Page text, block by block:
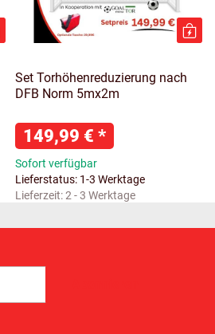
Set Torhöhenreduzierung nach
DFB Norm 5mx2m
149,99 € *
Sofort verfügbar
Lieferstatus: 1-3 Werktage
Lieferzeit:2 - 3 Werktage